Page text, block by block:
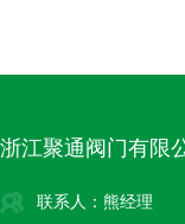
浙江聚通阀门有限
联系人：熊经理